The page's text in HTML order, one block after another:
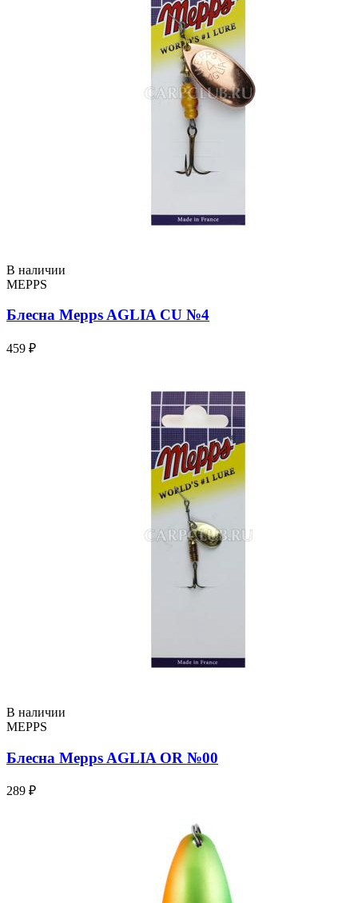
В наличии
MEPPS
Блесна Mepps AGLIA CU №4
459 ₽
В наличии
MEPPS
Блесна Mepps AGLIA OR №00
289 ₽